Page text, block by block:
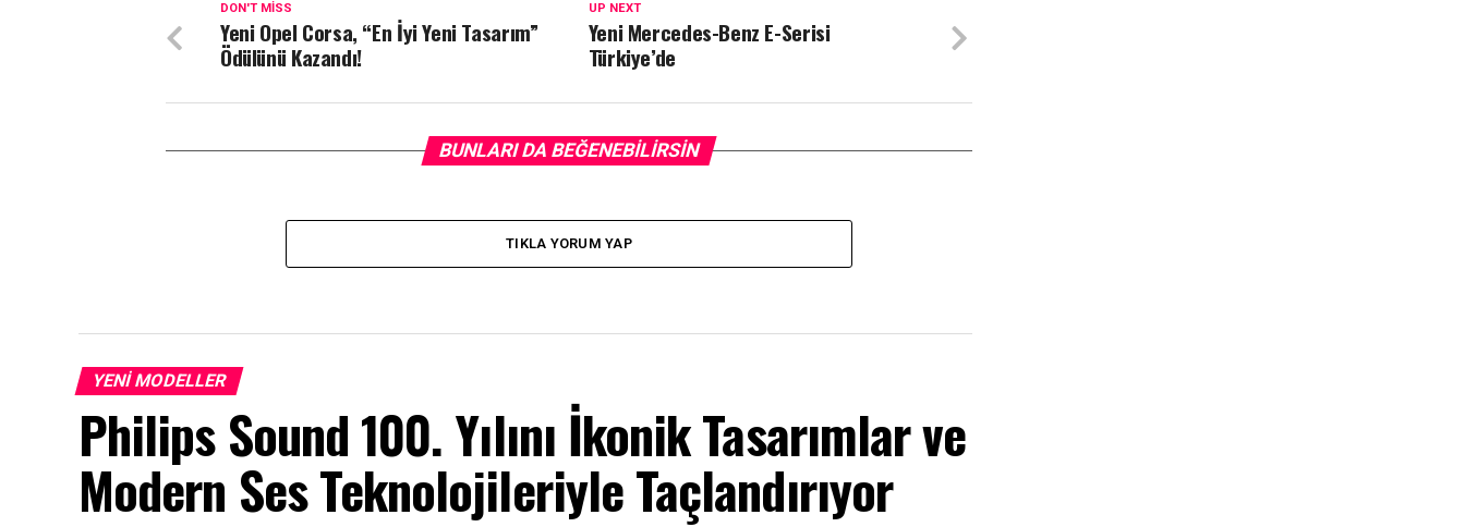
UP NEXT
Yeni Mercedes-Benz E-Serisi
Türkiye’de
DON'T MISS
Yeni Opel Corsa, “En İyi Yeni Tasarım”
Ödülünü Kazandı!
BUNLARI DA BEĞENEBILIRSIN
TIKLA YORUM YAP
YENI MODELLER
Philips Sound 100. Yılını İkonik Tasarımlar ve
Modern Ses Teknolojileriyle Taçlandırıyor